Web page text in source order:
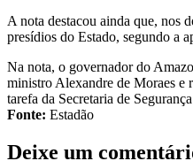
A nota destacou ainda que, nos
presídios do Estado, segundo a
Na nota, o governador do
ministro Alexandre de Moraes e
tarefa da Secretaria de
Fonte: Estadão
Deixe um